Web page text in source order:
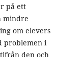
på ett
mindre
om elevers
problemen i
den och